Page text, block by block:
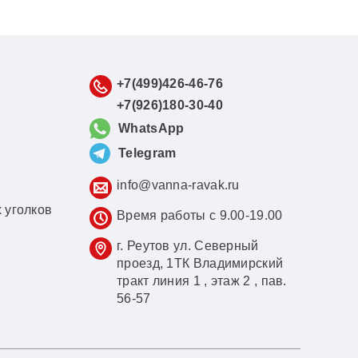
+7(499)426-46-76
+7(926)180-30-40
WhatsApp
Telegram
info@vanna-ravak.ru
Время работы с 9.00-19.00
г. Реутов ул. Северный
проезд, 1ТК Владимирский
тракт линия 1 , этаж 2 , пав.
56-57